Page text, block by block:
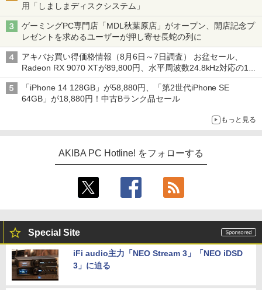
用「しましまディスクシステム」
ゲーミングPC専門店「MDL秋葉原店」がオープン、開店記念プ
レゼントを求めるユーザーが押し寄せ長蛇の列に
アキバお買い得価格情報（8月6日～7日調査） お盆セール、
Radeon RX 9070 XTが89,800円、水平周波数24.8kHz対応の17
型モニターが9,801円、暑さ指数連動セール ほか
「iPhone 14 128GB」が58,880円、「第2世代iPhone SE
64GB」が18,880円！中古Bランク品セール
もっと見る
AKIBA PC Hotline! をフォローする
Special Site
iFi audio主力「NEO Stream 3」「NEO iDSD
3」に迫る